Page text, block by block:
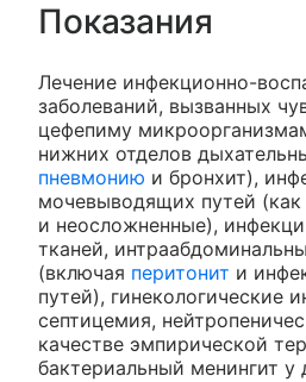
Показания
Лечение инфекционно-
заболеваний, вызванных
цефепиму
нижних отделов
пневмонию и бронхит),
мочевыводящих путей
и неосложненные),
тканей,
(включая перитонит и
путей), гинекологические
септицемия,
качестве эмпирической
бактериальный менингит у